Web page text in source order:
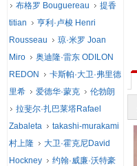
布格罗 Bouguereau
提香
titian
亨利·卢梭 Henri
Rousseau
琼·米罗 Joan
Miro
奥迪隆·雷东 ODILON
REDON
卡斯帕·大卫·弗里德
里希
爱德华·蒙克
伦勃朗
拉斐尔·扎巴莱塔Rafael
Zabaleta
takashi-murakami
村上隆
大卫·霍克尼David
Hockney
约翰·威廉·沃特豪